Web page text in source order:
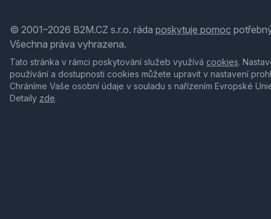
© 2001–2026 B2M.CZ s.r.o. ráda poskytuje pomoc
Všechna práva vyhrazena.
Tato stránka v rámci poskytování služeb využívá cookies.
používání a dostupnosti cookies můžete upravit v nastavení
Chráníme Vaše osobní údaje v souladu s nařízením Evropské
Detaily zde.